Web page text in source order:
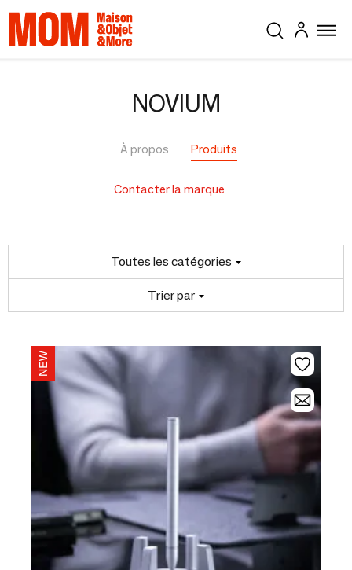
NOVIUM
À propos Produits
Contacter la marque
Toutes les catégories
Trier par